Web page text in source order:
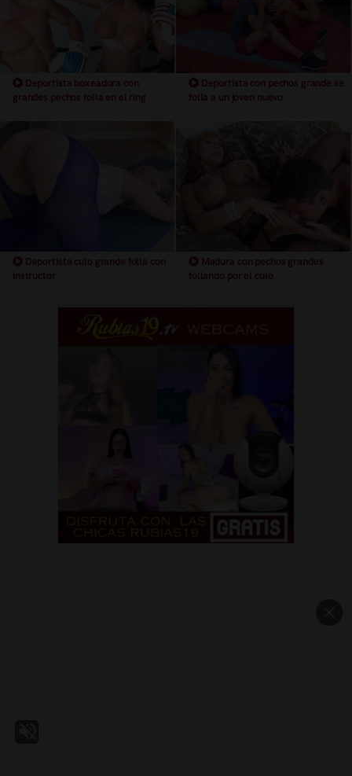
Deportista boxeadora con
grandes pechos folla en el ring
Deportista con pechos grande se
folla a un joven nuevo
Deportista culo grande folla con
instructor
Madura con pechos grandes
follando por el culo